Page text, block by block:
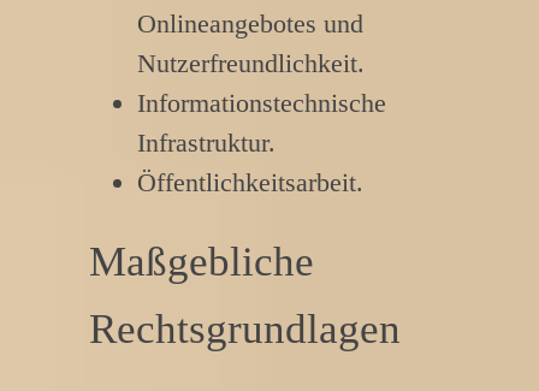
Onlineangebotes und
Nutzerfreundlichkeit.
Informationstechnische
Infrastruktur.
Öffentlichkeitsarbeit.
Maßgebliche
Rechtsgrundlagen